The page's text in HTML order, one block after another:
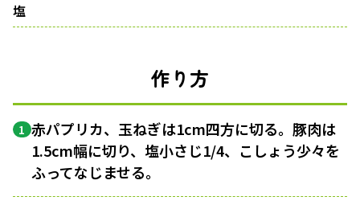
塩
作り方
1 赤パプリカ、玉ねぎは1cm四方に切る。豚肉は
1.5cm幅に切り、塩小さじ1/4、こしょう少々を
ふってなじませる。